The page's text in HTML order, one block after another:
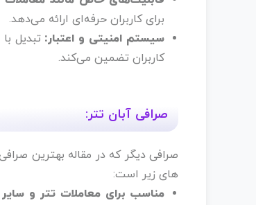
برای کاربران حرفه‌ای ارائه می‌دهد.
سیستم امنیتی و اعتبار: تبدیل
کاربران تضمین می‌کند.
صرافی آبان تتر:
صرافی دیگر که در مقاله بهترین
های زیر است:
مناسب برای معاملات تتر و